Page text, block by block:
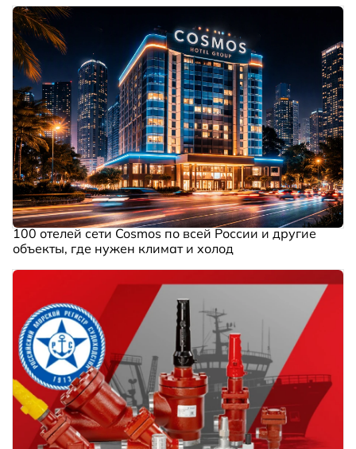
100 отелей сети Cosmos по всей России и другие
объекты, где нужен климат и холод